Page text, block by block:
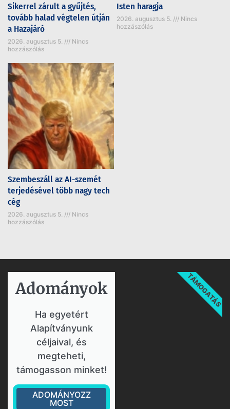
Sikerrel zárult a gyűjtés,
tovább halad végtelen útján
a Hazajáró
2026. augusztus 5.
Nincs
hozzászólás
Isten haragja
2026. augusztus 5.
Nincs
hozzászólás
Szembeszáll az AI-szemét
terjedésével több nagy tech
cég
2026. augusztus 5.
Nincs
hozzászólás
Adományok​
Ha egyetért
Alapítványunk
céljaival, és
megteheti,
támogasson minket!
ADOMÁNYOZZ
MOST
TÁMOGATÁS